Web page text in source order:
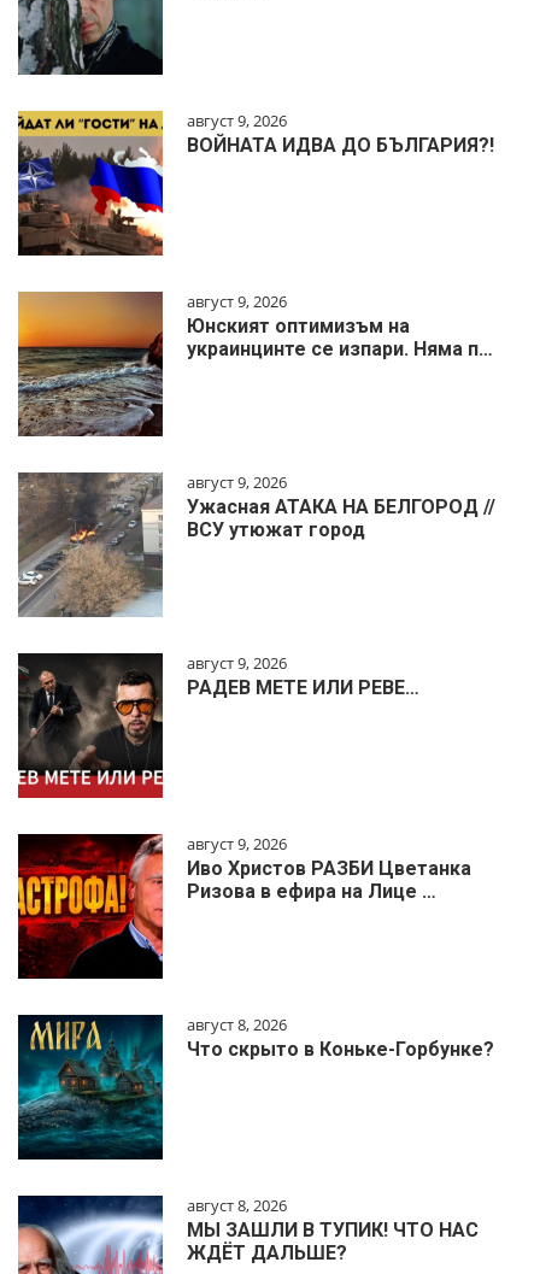
август 9, 2026
ВОЙНАТА ИДВА ДО БЪЛГАРИЯ?!
август 9, 2026
Юнският оптимизъм на
украинцинте се изпари. Няма п…
август 9, 2026
Ужасная АТАКА НА БЕЛГОРОД //
ВСУ утюжат город
август 9, 2026
РАДЕВ МЕТЕ ИЛИ РЕВЕ…
август 9, 2026
Иво Христов РАЗБИ Цветанка
Ризова в ефира на Лице …
август 8, 2026
Что скрыто в Коньке-Горбунке?
август 8, 2026
МЫ ЗАШЛИ В ТУПИК! ЧТО НАС
ЖДЁТ ДАЛЬШЕ?